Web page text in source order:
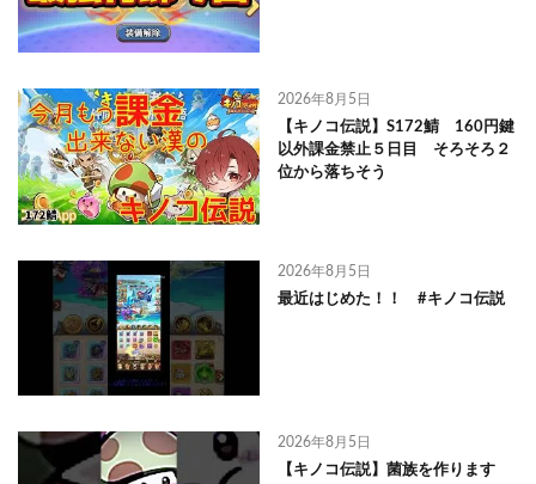
2026年8月5日
【キノコ伝説】S172鯖 160円鍵
以外課金禁止５日目 そろそろ２
位から落ちそう
2026年8月5日
最近はじめた！！ #キノコ伝説
2026年8月5日
【キノコ伝説】菌族を作ります